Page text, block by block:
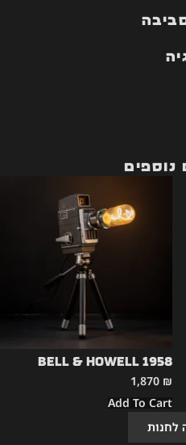
לחנות
Bell & Howell 1958
1,870 ₪
Add To Cart
נוספים